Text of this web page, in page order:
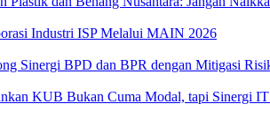
Industri ISP Melalui MAIN 2026
Sinergi BPD dan BPR dengan Mitigasi
KUB Bukan Cuma Modal, tapi Sinergi